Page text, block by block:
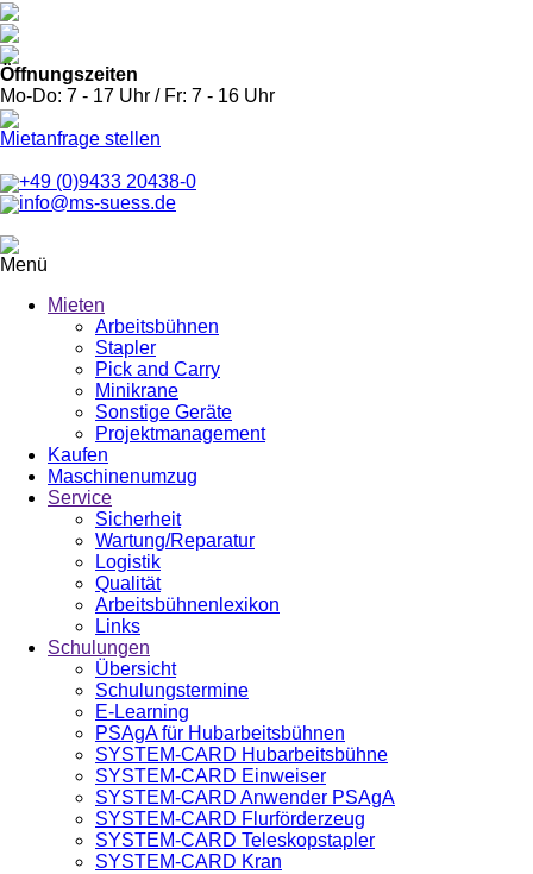
Öffnungszeiten
Mo-Do: 7 - 17 Uhr / Fr: 7 - 16 Uhr
Mietanfrage stellen
+49 (0)9433 20438-0
info@ms-suess.de
Menü
Mieten
Arbeitsbühnen
Stapler
Pick and Carry
Minikrane
Sonstige Geräte
Projektmanagement
Kaufen
Maschinenumzug
Service
Sicherheit
Wartung/Reparatur
Logistik
Qualität
Arbeitsbühnenlexikon
Links
Schulungen
Übersicht
Schulungstermine
E-Learning
PSAgA für Hubarbeitsbühnen
SYSTEM-CARD Hubarbeitsbühne
SYSTEM-CARD Einweiser
SYSTEM-CARD Anwender PSAgA
SYSTEM-CARD Flurförderzeug
SYSTEM-CARD Teleskopstapler
SYSTEM-CARD Kran